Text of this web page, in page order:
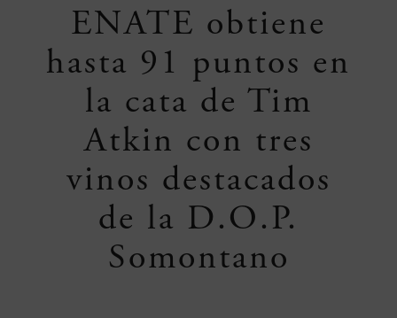
ENATE obtiene
hasta 91 puntos en
la cata de Tim
Atkin con tres
vinos destacados
de la D.O.P.
Somontano